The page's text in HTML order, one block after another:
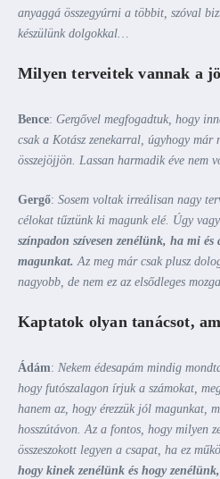
anyaggá összegyúrni a többit, szóval
készülünk dolgokkal…
Milyen terveitek vannak a
Bence: Gergővel megfogadtuk, hogy
csak a Kotász zenekarral, úgyhogy már
összejöjjön. Lassan harmadik éve nem
Gergő: Sosem voltak irreálisan nagy
célokat tűztünk ki magunk elé. Úgy
színpadon szívesen zenélünk, ha mi és
magunkat. Az meg már csak plusz
nagyobb, de nem ez az elsődleges
Kaptatok olyan tanácsot,
Ádám: Nekem édesapám mindig
hogy futószalagon írjuk a számokat,
hanem az, hogy érezzük jól magunkat,
hosszútávon. Az a fontos, hogy milyen
összeszokott legyen a csapat, ha ez
hogy kinek zenélünk és hogy